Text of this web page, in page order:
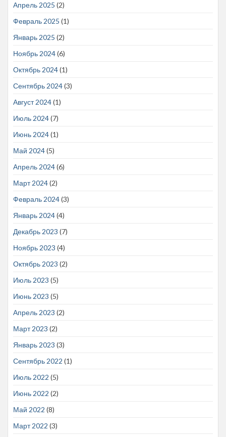
Апрель 2025 (2)
Февраль 2025 (1)
Январь 2025 (2)
Ноябрь 2024(6)
Октябрь 2024(1)
Сентябрь 2024(3)
Август 2024(1)
Июль 2024(7)
Июнь 2024(1)
Май 2024(5)
Апрель 2024(6)
Март 2024(2)
Февраль 2024(3)
Январь 2024(4)
Декабрь 2023 (7)
Ноябрь 2023 (4)
Октябрь 2023 (2)
Июль 2023 (5)
Июнь 2023 (5)
Апрель 2023 (2)
Март 2023 (2)
Январь 2023 (3)
Сентябрь 2022 (1)
Июль 2022 (5)
Июнь 2022 (2)
Май 2022 (8)
Март 2022 (3)